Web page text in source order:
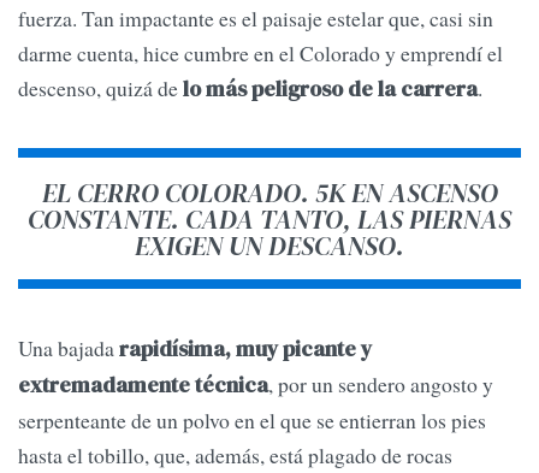
fuerza. Tan impactante es el paisaje estelar que, casi sin
darme cuenta, hice cumbre en el Colorado y emprendí el
descenso, quizá delo más peligroso de la carrera.
EL CERRO COLORADO. 5K EN ASCENSO
CONSTANTE. CADA TANTO, LAS PIERNAS
EXIGEN UN DESCANSO.
Una bajada rapidísima, muy picante y
extremadamente técnica, por un sendero angosto y
serpenteante de un polvo en el que se entierran los pies
hasta el tobillo, que, además, está plagado de rocas